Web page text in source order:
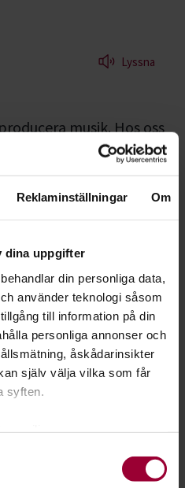
Reklaminställningar Om
dina uppgifter
behandlar din personliga data,
använder teknologi såsom
till information på din
personliga annonser och
åskådarinsikter
själv välja vilka som får
syften.
på upp till flera meter
Lyssna
musik. Hos oss
vinylskivor och göra
olika saker beroende på
oftast om att välja låtar och
En professionell party-DJ ser
och kan med hjälp
på låtarna så att de
är att festen och dansen
märkas.
hip hop, jobbar ofta med
utrustning kan du producera